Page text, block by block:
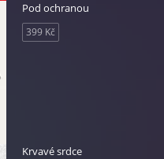
Pod ochranou
399 Kč
Krvavé srdce